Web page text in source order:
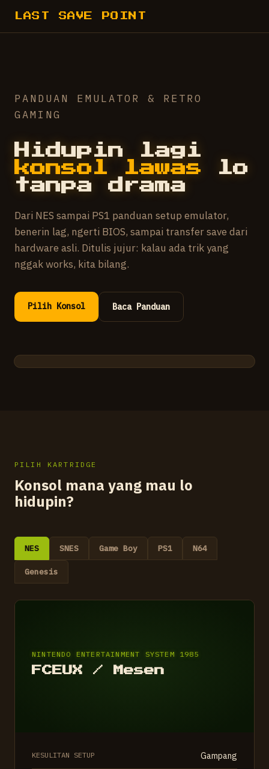
LAST SAVE POINT
PANDUAN EMULATOR & RETRO
GAMING
Hidupin lagi
konsol lawas lo
tanpa drama
Dari NES sampai PS1 panduan setup emulator,
benerin lag, ngerti BIOS, sampai transfer save dari
hardware asli. Ditulis jujur: kalau ada trik yang
nggak works, kita bilang.
Pilih Konsol Baca Panduan
SYSTEM READY
PILIH KARTRIDGE
Konsol mana yang mau lo
hidupin?
NES SNES Game Boy PS1 N64
Genesis
NINTENDO ENTERTAINMENT SYSTEM 1985
FCEUX / Mesen
KESULITAN SETUP Gampang